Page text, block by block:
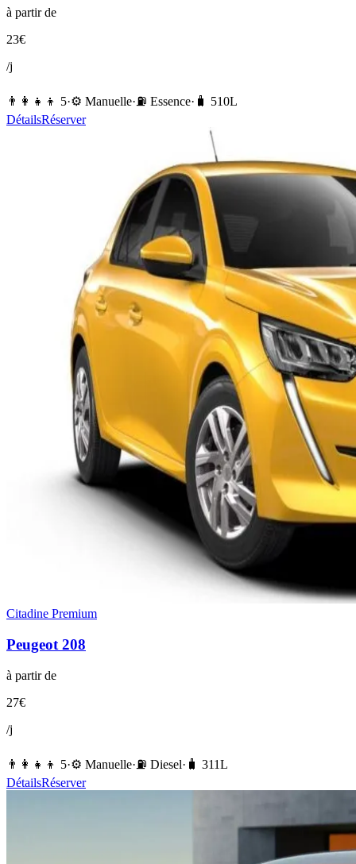
à partir de
23€
/j
👨‍👩‍👧‍👦 5·⚙️ Manuelle·⛽️ Essence· 🧳 510L
DétailsRéserver
Citadine Premium
Peugeot 208
à partir de
27€
/j
👨‍👩‍👧‍👦 5·⚙️ Manuelle·⛽️ Diesel· 🧳 311L
DétailsRéserver